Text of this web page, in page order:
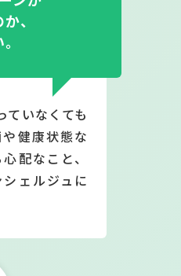
、
ていなくても
健康状態な
配なこと、
ェルジュに